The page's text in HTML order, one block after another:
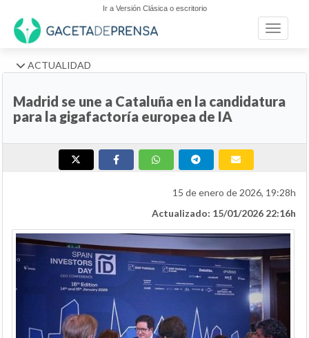
Ir a Versión Clásica o escritorio
Toggle
ACTUALIDAD
Madrid se une a Cataluña en la candidatura
para la gigafactoría europea de IA
15 de enero de 2026, 19:28h
Actualizado: 15/01/2026 22:16h